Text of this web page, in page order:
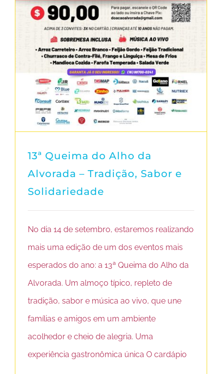
13ª Queima do Alho da
Alvorada – Tradição, Sabor e
Solidariedade
No dia 14 de setembro, estaremos realizando
mais uma edição de um dos eventos mais
esperados do ano: a 13ª Queima do Alho da
Alvorada. Um almoço típico, repleto de
tradição, sabor e música ao vivo, que une
famílias e amigos em um ambiente
acolhedor e cheio de alegria. Uma
experiência gastronômica única O cardápio